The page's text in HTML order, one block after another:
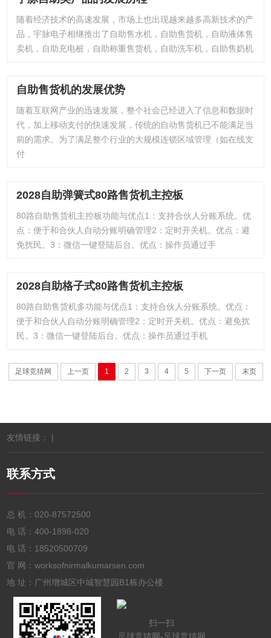
随着经济技术的高速发展，市场上也出现越来越多高新技术的产
品，宇脉电子相继推出了自助售水机，自助售货机，自助液体售
卖机，自助充电桩，自助称重售货机，自助洗车机，自助售奶机
自助售货机的发展优势
随着互联网产业的迅速发展，整个社会已经进入了信息和数据时
代，加上移动支付的快速发展，传统的自动售货机已不能满足当
前的需求。为了满足整个行业的大规模连锁区域管理（如在线支
付
2028自助弹簧式80路售货机主控板
80路自助售货机主控板功能与优点1：支持合伙人分账系统。优
点：便于和合伙人自动分账明确管理2：定时开关机。优点：避
免扰民。3：微信一键登陆后台。优点：操作员通过手
2028自助格子式80路售货机主控板
80路自助售货机多功能与优点1：支持合伙人分账系统。优点：
便于和合伙人自动分账明确管理2：定时开关机。优点：避免扰
民。3：微信一键登陆后台。优点：操作员通过手机
足球竞猜网 上一页 1 2 3 4 5 下一页 末页
友情链接： |
联系方式
总 机：020-87572500
电 话：400-1898-020
电 话： 18520500709
官 网：worksofnirmalkumarsen.com
地 址：广州增城区中城智慧园B1栋办公楼
扫一扫